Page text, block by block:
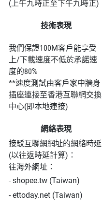
(上午九時正至下午九時正)
技術表現
我們保證100M客戶能享受
上/下載速度不低於承諾速
度的80%
**速度測試由客戶家中牆身
插座連接至香港互聯網交換
中心(即本地連接)
網絡表現
接駁互聯網網址的網絡時延
(以往返時延計算)：
往海外網址：
- shopee.tw (Taiwan)
- ettoday.net (Taiwan)